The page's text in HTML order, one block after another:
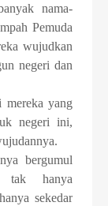
nama-
Pemuda
wujudkan
negeri dan
yang
negeri ini,
bergumul
tak hanya
sekedar